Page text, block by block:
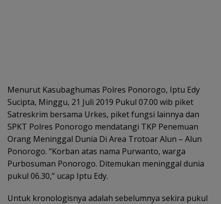
Menurut Kasubaghumas Polres Ponorogo, Iptu Edy
Sucipta, Minggu, 21 Juli 2019 Pukul 07.00 wib piket
Satreskrim bersama Urkes, piket fungsi lainnya dan
SPKT Polres Ponorogo mendatangi TKP Penemuan
Orang Meninggal Dunia Di Area Trotoar Alun – Alun
Ponorogo. “Korban atas nama Purwanto, warga
Purbosuman Ponorogo. Ditemukan meninggal dunia
pukul 06.30,” ucap Iptu Edy.
Untuk kronologisnya adalah sebelumnya sekira pukul